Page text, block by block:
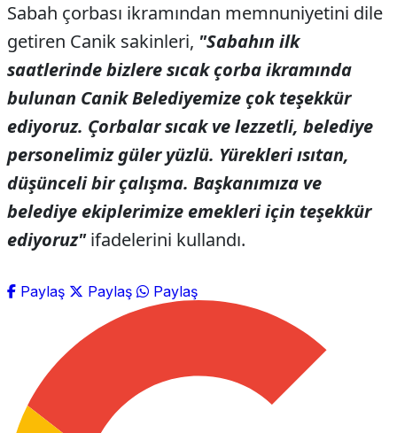
Sabah çorbası ikramından memnuniyetini dile
getiren Canik sakinleri, "Sabahın ilk
saatlerinde bizlere sıcak çorba ikramında
bulunan Canik Belediyemize çok teşekkür
ediyoruz. Çorbalar sıcak ve lezzetli, belediye
personelimiz güler yüzlü. Yürekleri ısıtan,
düşünceli bir çalışma. Başkanımıza ve
belediye ekiplerimize emekleri için teşekkür
ediyoruz"ifadelerini kullandı.
Paylaş Paylaş Paylaş